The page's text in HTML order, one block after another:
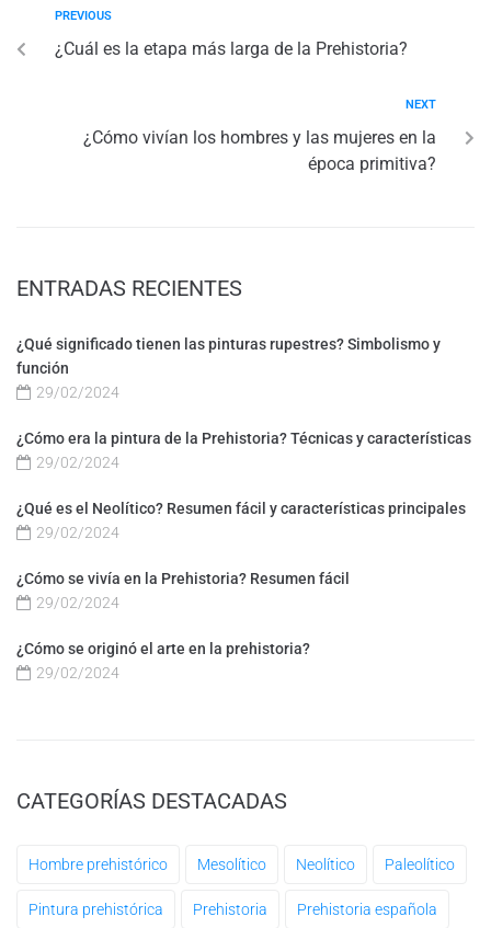
PREVIOUS
¿Cuál es la etapa más larga de la Prehistoria?
NEXT
¿Cómo vivían los hombres y las mujeres en la
época primitiva?
ENTRADAS RECIENTES
¿Qué significado tienen las pinturas rupestres? Simbolismo y
función
29/02/2024
¿Cómo era la pintura de la Prehistoria? Técnicas y características
29/02/2024
¿Qué es el Neolítico? Resumen fácil y características principales
29/02/2024
¿Cómo se vivía en la Prehistoria? Resumen fácil
29/02/2024
¿Cómo se originó el arte en la prehistoria?
29/02/2024
CATEGORÍAS DESTACADAS
Hombre prehistórico Mesolítico Neolítico Paleolítico
Pintura prehistórica Prehistoria Prehistoria española